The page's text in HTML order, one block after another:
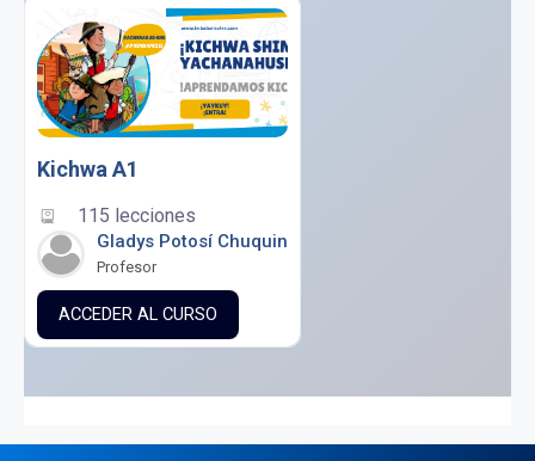
Kichwa A1
115 lecciones
Gladys Potosí Chuquin
Profesor
ACCEDER AL CURSO